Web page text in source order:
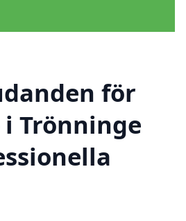
för
Trönninge